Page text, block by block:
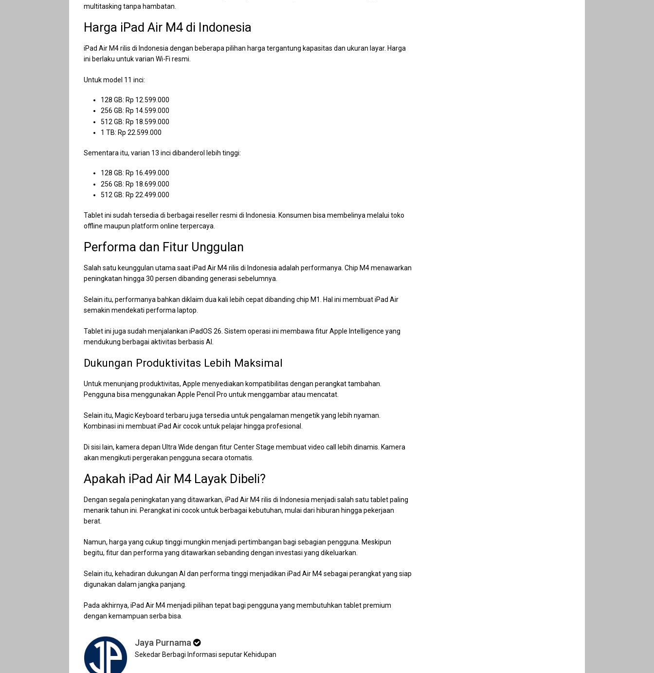
multitasking tanpa hambatan.
Harga iPad Air M4 di Indonesia
iPad Air M4 rilis di Indonesia dengan beberapa pilihan harga tergantung kapasitas dan ukuran layar. Harga
ini berlaku untuk varian Wi-Fi resmi.
Untuk model 11 inci:
128 GB: Rp 12.599.000
256 GB: Rp 14.599.000
512 GB: Rp 18.599.000
1 TB: Rp 22.599.000
Sementara itu, varian 13 inci dibanderol lebih tinggi:
128 GB: Rp 16.499.000
256 GB: Rp 18.699.000
512 GB: Rp 22.499.000
Tablet ini sudah tersedia di berbagai reseller resmi di Indonesia. Konsumen bisa membelinya melalui toko
offline maupun platform online terpercaya.
Performa dan Fitur Unggulan
Salah satu keunggulan utama saat iPad Air M4 rilis di Indonesia adalah performanya. Chip M4 menawarkan
peningkatan hingga 30 persen dibanding generasi sebelumnya.
Selain itu, performanya bahkan diklaim dua kali lebih cepat dibanding chip M1. Hal ini membuat iPad Air
semakin mendekati performa laptop.
Tablet ini juga sudah menjalankan iPadOS 26. Sistem operasi ini membawa fitur Apple Intelligence yang
mendukung berbagai aktivitas berbasis AI.
Dukungan Produktivitas Lebih Maksimal
Untuk menunjang produktivitas, Apple menyediakan kompatibilitas dengan perangkat tambahan.
Pengguna bisa menggunakan Apple Pencil Pro untuk menggambar atau mencatat.
Selain itu, Magic Keyboard terbaru juga tersedia untuk pengalaman mengetik yang lebih nyaman.
Kombinasi ini membuat iPad Air cocok untuk pelajar hingga profesional.
Di sisi lain, kamera depan Ultra Wide dengan fitur Center Stage membuat video call lebih dinamis. Kamera
akan mengikuti pergerakan pengguna secara otomatis.
Apakah iPad Air M4 Layak Dibeli?
Dengan segala peningkatan yang ditawarkan, iPad Air M4 rilis di Indonesia menjadi salah satu tablet paling
menarik tahun ini. Perangkat ini cocok untuk berbagai kebutuhan, mulai dari hiburan hingga pekerjaan
berat.
Namun, harga yang cukup tinggi mungkin menjadi pertimbangan bagi sebagian pengguna. Meskipun
begitu, fitur dan performa yang ditawarkan sebanding dengan investasi yang dikeluarkan.
Selain itu, kehadiran dukungan AI dan performa tinggi menjadikan iPad Air M4 sebagai perangkat yang siap
digunakan dalam jangka panjang.
Pada akhirnya, iPad Air M4 menjadi pilihan tepat bagi pengguna yang membutuhkan tablet premium
dengan kemampuan serba bisa.
Jaya Purnama
Sekedar Berbagi Informasi seputar Kehidupan